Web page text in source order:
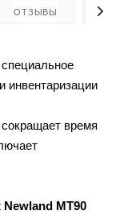
ОТЗЫВЫ
инвентаризации
время
MT90